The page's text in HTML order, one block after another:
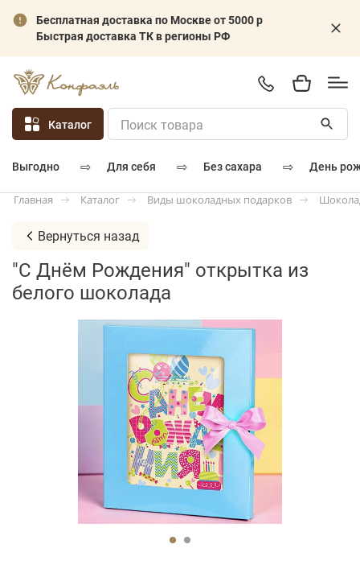
Бесплатная доставка по Москве от 5000 р
Быстрая доставка ТК в регионы РФ
Каталог
выгодно ⇨ для себя ⇨ без сахара ⇨ день
Главная Каталог Виды шоколадных подарков
Вернуться назад
"С Днём Рождения" открытка из
белого шоколада